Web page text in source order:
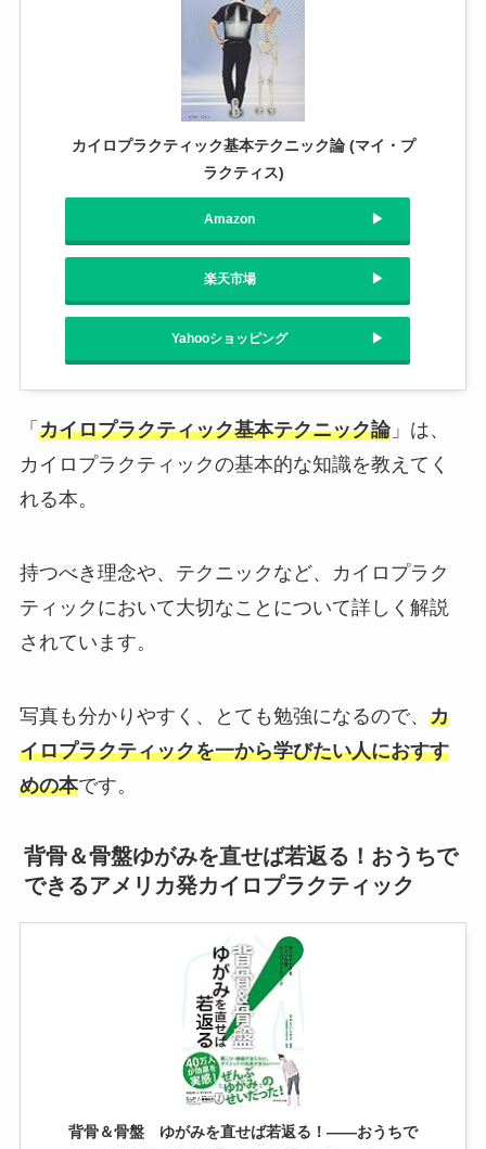
カイロプラクティック基本テクニック論 (マイ・プ
ラクティス)
Amazon
楽天市場
Yahooショッピング
「 カイロプラクティック基本テクニック論」は、
カイロプラクティックの基本的な知識を教えてく
れる本。
持つべき理念や、テクニックなど、カイロプラク
ティックにおいて大切なことについて詳しく解説
されています。
写真も分かりやすく、とても勉強になるので、 カ
イロプラクティックを一から学びたい人におすす
めの本です。
背骨＆骨盤ゆがみを直せば若返る！おうちで
できるアメリカ発カイロプラクティック
背骨＆骨盤 ゆがみを直せば若返る！――おうちで